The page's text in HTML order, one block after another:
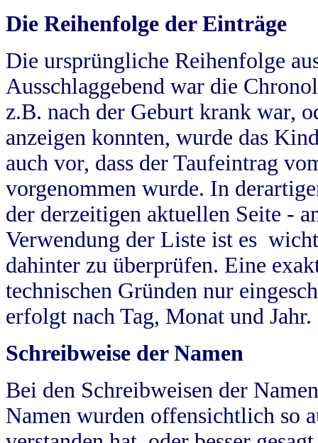
Die Reihenfolge der Einträge
Die ursprüngliche Reihenfolge
Ausschlaggebend war die
z.B. nach der Geburt krank war,
anzeigen konnten, wurde das
auch vor, dass der Taufeintrag
vorgenommen wurde. In
der derzeitigen aktuellen Seite -
Verwendung der Liste ist es
dahinter zu überprüfen. Eine
technischen Gründen nur
erfolgt nach Tag, Monat und Jahr.
Schreibweise der Namen
Bei den Schreibweisen der
Namen wurden offensichtlich so